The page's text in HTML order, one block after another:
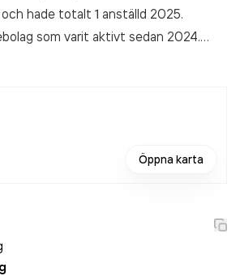
och hade totalt 1 anställd 2025.
som varit aktivt sedan 2024.
Öppna karta